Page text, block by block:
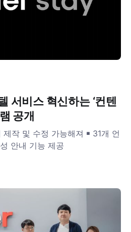
서비스 혁신하는 ‘컨텐
공개
작 및 수정 가능해져 ￭ 31개 언
안내 기능 제공